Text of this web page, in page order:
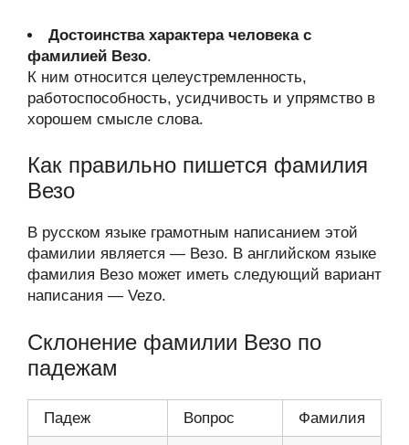
Достоинства характера человека с
фамилией Везо.
К ним относится целеустремленность,
работоспособность, усидчивость и упрямство в
хорошем смысле слова.
Как правильно пишется фамилия
Везо
В русском языке грамотным написанием этой
фамилии является — Везо. В английском языке
фамилия Везо может иметь следующий вариант
написания — Vezo.
Склонение фамилии Везо по
падежам
Падеж Вопрос Фамилия